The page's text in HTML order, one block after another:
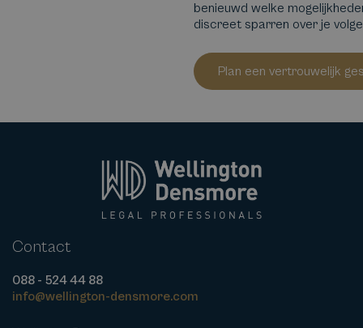
benieuwd welke
discreet sparren over je
Plan een vertrouwelijk
Contact
088 - 524 44 88
info@wellington-densmore.com